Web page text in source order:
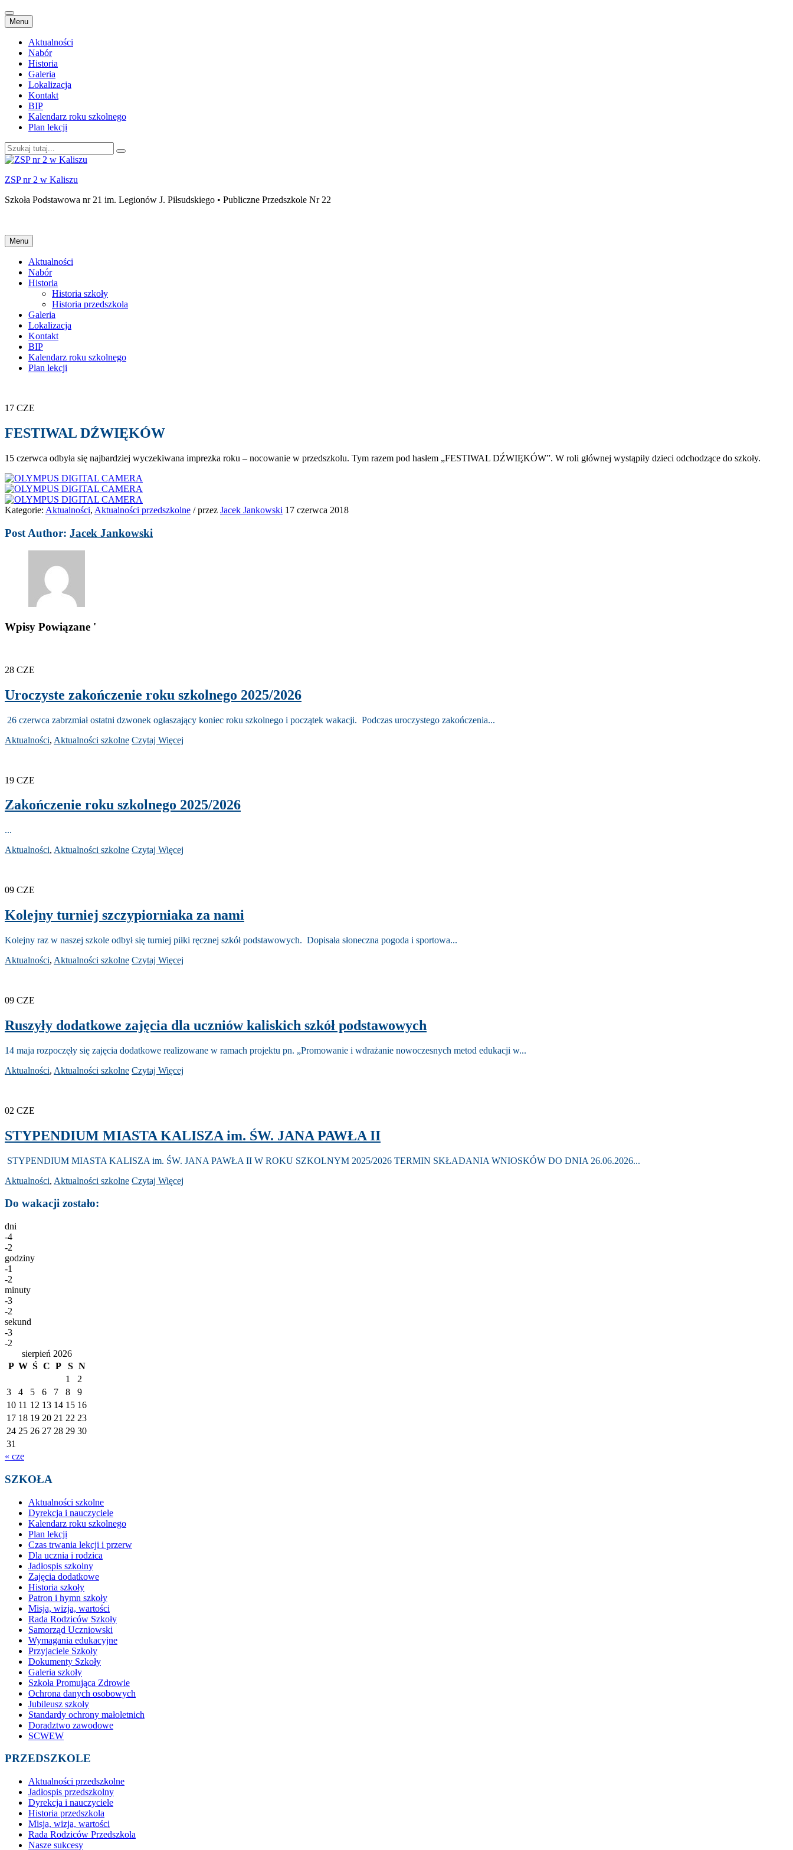
Menu Przejdź
do
treści
Aktualności
Nabór
Historia
Galeria
Lokalizacja
Kontakt
BIP
Kalendarz roku szkolnego
Plan lekcji
Szukaj:
ZSP nr 2 w Kaliszu
Szkoła Podstawowa nr 21 im. Legionów J. Piłsudskiego • Publiczne Przedszkole Nr 22
Menu Przejdź
do
treści
Aktualności
Nabór
Historia
Historia szkoły
Historia przedszkola
Galeria
Lokalizacja
Kontakt
BIP
Kalendarz roku szkolnego
Plan lekcji
17 CZE
FESTIWAL DŹWIĘKÓW
15 czerwca odbyła się najbardziej wyczekiwana imprezka roku – nocowanie w przedszkolu. Tym razem pod hasłem „FESTIWAL DŹWIĘKÓW”. W roli głównej wystąpiły dzieci odchodzące do szkoły.
Kategorie: Aktualności, Aktualności przedszkolne /przez Jacek Jankowski 17 czerwca 2018
Post Author: Jacek Jankowski
Wpisy Powiązane '
28 CZE
Uroczyste zakończenie roku szkolnego 2025/2026
26 czerwca zabrzmiał ostatni dzwonek ogłaszający koniec roku szkolnego i początek wakacji. Podczas uroczystego zakończenia...
Aktualności, Aktualności szkolne Czytaj Więcej
19 CZE
Zakończenie roku szkolnego 2025/2026
...
Aktualności, Aktualności szkolne Czytaj Więcej
09 CZE
Kolejny turniej szczypiorniaka za nami
Kolejny raz w naszej szkole odbył się turniej piłki ręcznej szkół podstawowych. Dopisała słoneczna pogoda i sportowa...
Aktualności, Aktualności szkolne Czytaj Więcej
09 CZE
Ruszyły dodatkowe zajęcia dla uczniów kaliskich szkół podstawowych
14 maja rozpoczęły się zajęcia dodatkowe realizowane w ramach projektu pn. „Promowanie i wdrażanie nowoczesnych metod edukacji w...
Aktualności, Aktualności szkolne Czytaj Więcej
02 CZE
STYPENDIUM MIASTA KALISZA im. ŚW. JANA PAWŁA II
STYPENDIUM MIASTA KALISZA im. ŚW. JANA PAWŁA II W ROKU SZKOLNYM 2025/2026 TERMIN SKŁADANIA WNIOSKÓW DO DNIA 26.06.2026...
Aktualności, Aktualności szkolne Czytaj Więcej
Do wakacji zostało:
dni
-4
-2
godziny
-1
-2
minuty
-3
-2
sekund
-3
-2
sierpień 2026
P W Ś C P S N
1
2
3
4 5 6 7 8
9
10 11 12 13 14 15 16
17 18 19 20 21 22 23
24 25 26 27 28 29 30
31
« cze
SZKOŁA
Aktualności szkolne
Dyrekcja i nauczyciele
Kalendarz roku szkolnego
Plan lekcji
Czas trwania lekcji i przerw
Dla ucznia i rodzica
Jadłospis szkolny
Zajęcia dodatkowe
Historia szkoły
Patron i hymn szkoły
Misja, wizja, wartości
Rada Rodziców Szkoły
Samorząd Uczniowski
Wymagania edukacyjne
Przyjaciele Szkoły
Dokumenty Szkoły
Galeria szkoły
Szkoła Promująca Zdrowie
Ochrona danych osobowych
Jubileusz szkoły
Standardy ochrony małoletnich
Doradztwo zawodowe
SCWEW
PRZEDSZKOLE
Aktualności przedszkolne
Jadłospis przedszkolny
Dyrekcja i nauczyciele
Historia przedszkola
Misja, wizja, wartości
Rada Rodziców Przedszkola
Nasze sukcesy